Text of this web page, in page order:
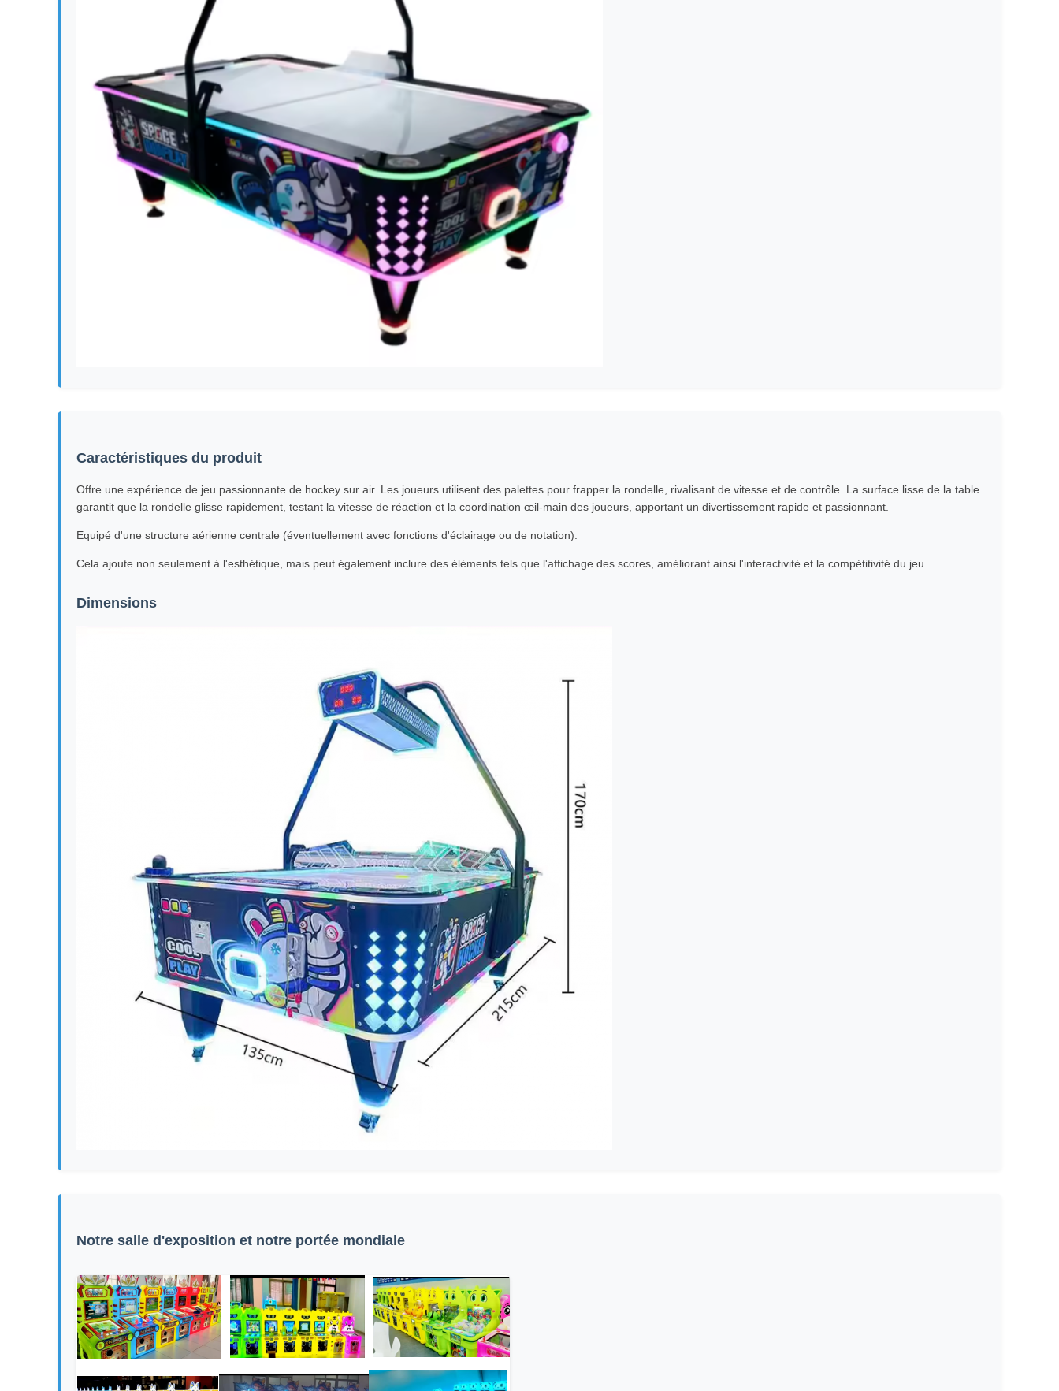
Caractéristiques du produit
Offre une expérience de jeu passionnante de hockey sur air. Les joueurs utilisent des palettes pour frapper la rondelle, rivalisant de vitesse et de contrôle. La surface lisse de la table
garantit que la rondelle glisse rapidement, testant la vitesse de réaction et la coordination œil-main des joueurs, apportant un divertissement rapide et passionnant.
Equipé d'une structure aérienne centrale (éventuellement avec fonctions d'éclairage ou de notation).
Cela ajoute non seulement à l'esthétique, mais peut également inclure des éléments tels que l'affichage des scores, améliorant ainsi l'interactivité et la compétitivité du jeu.
Dimensions
Notre salle d'exposition et notre portée mondiale